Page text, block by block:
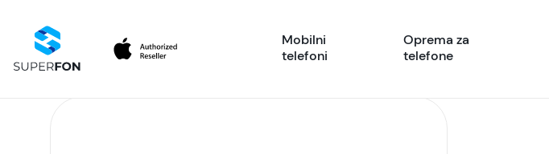
Mobilni
telefoni
Oprema za
telefone